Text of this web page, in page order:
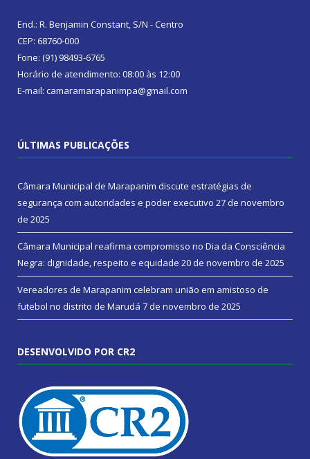
End.: R. Benjamin Constant, S/N - Centro
CEP: 68760-000
Fone: (91) 98493-6765
Horário de atendimento: 08:00 às 12:00
E-mail: camaramarapanimpa@gmail.com
ÚLTIMAS PUBLICAÇÕES
Câmara Municipal de Marapanim discute estratégias de
segurança com autoridades e poder executivo 27 de novembro
de 2025
Câmara Municipal reafirma compromisso no Dia da Consciência
Negra: dignidade, respeito e equidade 20 de novembro de 2025
Vereadores de Marapanim celebram união em amistoso de
futebol no distrito de Marudá 7 de novembro de 2025
DESENVOLVIDO POR CR2